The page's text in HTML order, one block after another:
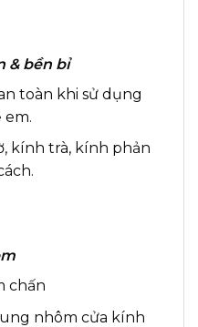
& bền bỉ
toàn khi sử dụng
kính trà, kính phản
chấn
nhôm cửa kính